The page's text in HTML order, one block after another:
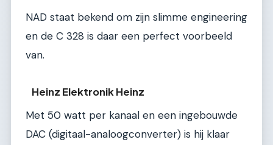
NAD staat bekend om zijn slimme engineering
en de C 328 is daar een perfect voorbeeld
van.
Heinz Elektronik Heinz
Met 50 watt per kanaal en een ingebouwde
DAC (digitaal-analoogconverter) is hij klaar